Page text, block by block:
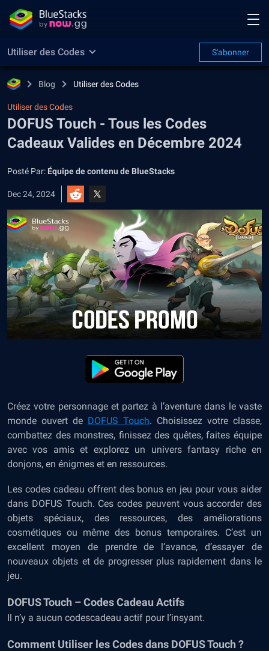
Utiliser des Codes S'abonner
Blog Utiliser des Codes
Utiliser des Codes
DOFUS Touch - Tous les Codes
Cadeaux Valides en Décembre 2024
Posté Par: Équipe de contenu de BlueStacks
Dec 24, 2024
Créez votre personnage et partez à l’aventure dans le vaste
monde ouvert de DOFUS Touch. Choisissez votre classe,
combattez des monstres, finissez des quêtes, faites équipe
avec vos amis et explorez un univers fantasy riche en
donjons, en énigmes et en ressources.
Les codes cadeau offrent des bonus en jeu pour vous aider
dans DOFUS Touch. Ces codes peuvent vous accorder des
objets spéciaux, des ressources, des améliorations
cosmétiques ou même des bonus temporaires. C’est un
excellent moyen de prendre de l’avance, d’essayer de
nouveaux objets et de progresser plus rapidement dans le
jeu.
DOFUS Touch – Codes Cadeau Actifs
Il n’y a aucun codescadeau actif pour l’insyant.
Comment Utiliser les Codes dans DOFUS Touch ?